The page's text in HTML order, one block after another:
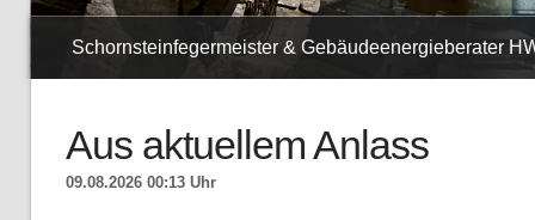
Schornsteinfegermeister & Gebäudeenergieberater
Aus aktuellem Anlass
09.08.2026 00:13 Uhr